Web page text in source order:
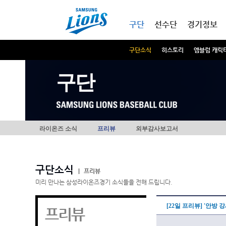
구단
구단소식 히스토리 엠블럼 캐릭
선수단 경기정보
구단
라이온즈 소식 프리뷰 외부감사보고서
구단소식
프리뷰
미리 만나는 삼성라이온즈경기 소식들을 전해 드립니다.
프리뷰 [22일 프리뷰] '안방